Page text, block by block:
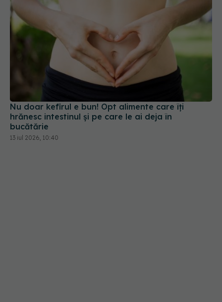
Nu doar kefirul e bun! Opt alimente care îți
hrănesc intestinul și pe care le ai deja în
bucătărie